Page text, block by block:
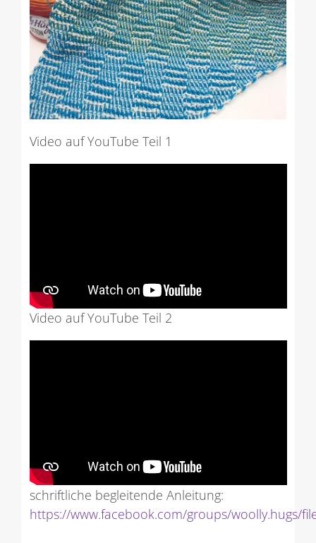
Video auf YouTube Teil 1
Video auf YouTube Teil 2
schriftliche begleitende Anleitung:
https://www.facebook.com/groups/woolly.hugs/